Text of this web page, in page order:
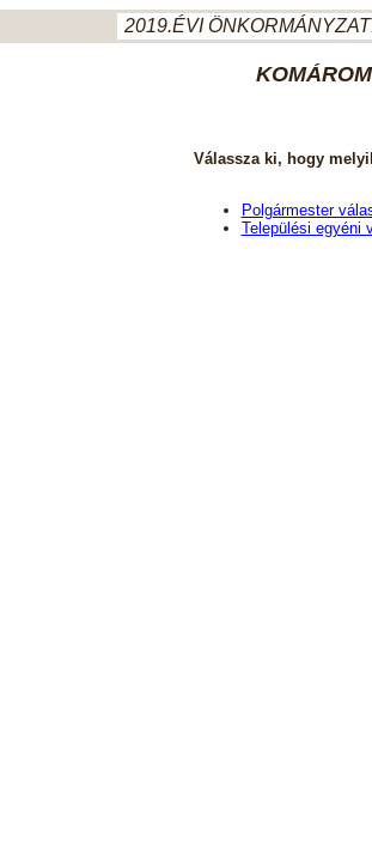
2019.ÉVI
Válassza ki, hogy
Polgármester
Települési egyéni